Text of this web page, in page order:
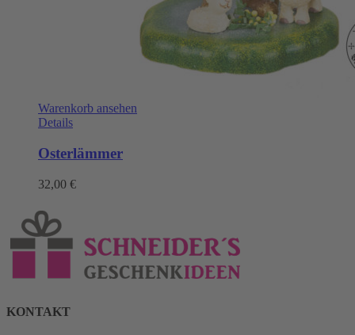
Warenkorb ansehen
Details
Osterlämmer
32,00 €
KONTAKT